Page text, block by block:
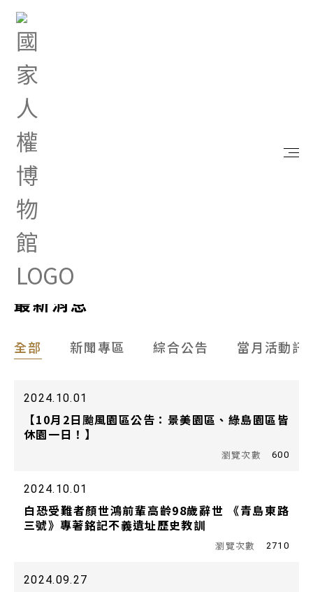
首頁
最新消息
全部 新聞專區 綜合公告 當月活動訊
2024.10.01
【10月2日颱風園區公告：景美園區、綠島園區皆
休園一日！】
600
2024.10.01
白恐受難者顏世鴻前輩高齡98歲辭世 《青島東路
三號》專著銘記不義遺址歷史教訓
2710
2024.09.27